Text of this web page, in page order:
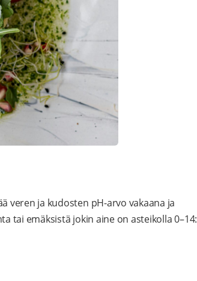
veren ja kudosten pH-arvo vakaana ja
tai emäksistä jokin aine on asteikolla 0–14: